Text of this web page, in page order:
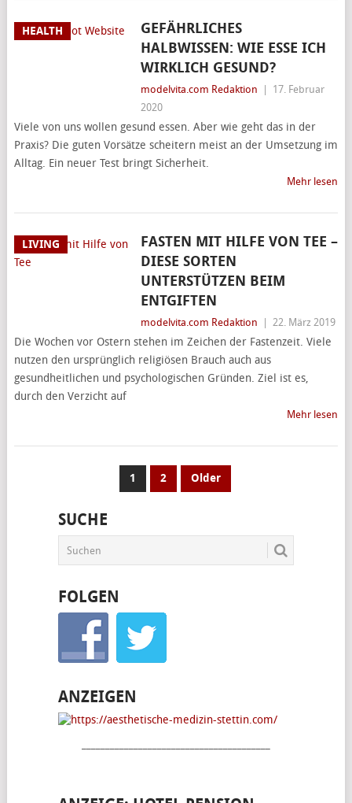
HEALTH
GEFÄHRLICHES
HALBWISSEN: WIE ESSE ICH
WIRKLICH GESUND?
modelvita.com Redaktion
17. Februar
2020
Viele von uns wollen gesund essen. Aber wie geht das in der
Praxis? Die guten Vorsätze scheitern meist an der Umsetzung im
Alltag. Ein neuer Test bringt Sicherheit.
Mehr lesen
LIVING
FASTEN MIT HILFE VON TEE –
DIESE SORTEN
UNTERSTÜTZEN BEIM
ENTGIFTEN
modelvita.com Redaktion 22. März 2019
Die Wochen vor Ostern stehen im Zeichen der Fastenzeit. Viele
nutzen den ursprünglich religiösen Brauch auch aus
gesundheitlichen und psychologischen Gründen. Ziel ist es,
durch den Verzicht auf
Mehr lesen
SEITENNUMMERIERUNG
BEITRÄGE
1 2 Older
SUCHE
FOLGEN
ANZEIGEN